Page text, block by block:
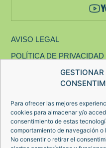
GESTIONAR
Para ofrecer las mejores
cookies para almacenar y/o
consentimiento de estas
comportamiento de navegación
No consentir o retirar el
AVISO LEGAL
POLÍTICA DE PRIVACIDAD
POLÍTICA DE COOKIES